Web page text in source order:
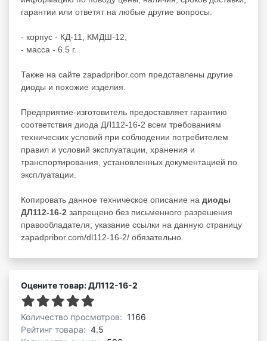
гарантии или ответят на любые другие вопросы.
- корпус - КД-11, КМДШ-12;
- масса - 6.5 г.
Также на сайте zapadpribor.com представлены другие
диоды и похожие изделия.
Предприятие-изготовитель предоставляет гарантию
соответствия диода ДЛ112-16-2 всем требованиям
технических условий при соблюдении потребителем
правил и условий эксплуатации, хранения и
транспортирования, установленных документацией по
эксплуатации.
Копировать данное техническое описание на диоды
ДЛ112-16-2 запрещено без письменного разрешения
правообладателя; указание ссылки на данную страницу
zapadpribor.com/dl112-16-2/ обязательно.
Оцените товар: ДЛ112-16-2
Количество просмотров: 1166
Рейтинг товара: 4.5